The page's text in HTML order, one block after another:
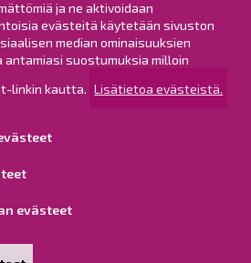
ja ne aktivoidaan
evästeitä käytetään sivuston
median ominaisuuksien
antamiasi suostumuksia milloin
linkin kautta. Lisätietoa evästeistä.
evästeet
LinkedInissä
YouTubessa
ja pöytäkirjat